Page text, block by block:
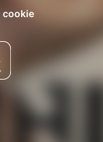
cookie